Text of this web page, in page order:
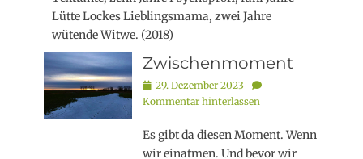
Lütte Lockes Lieblingsmama, zwei Jahre
wütende Witwe. (2018)
Zwischenmoment
Posted
on
29. Dezember 2023
Kommentar hinterlassen
Es gibt da diesen Moment. Wenn
wir einatmen. Und bevor wir